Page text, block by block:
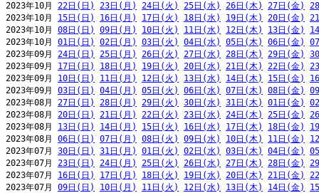
2023年10月 22日(日) 23日(月) 24日(火) 25日(水) 26日(木) 27日(金)
2023年10月 15日(日) 16日(月) 17日(火) 18日(水) 19日(木) 20日(金)
2023年10月 08日(日) 09日(月) 10日(火) 11日(水) 12日(木) 13日(金)
2023年10月 01日(日) 02日(月) 03日(火) 04日(水) 05日(木) 06日(金)
2023年09月 24日(日) 25日(月) 26日(火) 27日(水) 28日(木) 29日(金)
2023年09月 17日(日) 18日(月) 19日(火) 20日(水) 21日(木) 22日(金)
2023年09月 10日(日) 11日(月) 12日(火) 13日(水) 14日(木) 15日(金)
2023年09月 03日(日) 04日(月) 05日(火) 06日(水) 07日(木) 08日(金)
2023年08月 27日(日) 28日(月) 29日(火) 30日(水) 31日(木) 01日(金)
2023年08月 20日(日) 21日(月) 22日(火) 23日(水) 24日(木) 25日(金)
2023年08月 13日(日) 14日(月) 15日(火) 16日(水) 17日(木) 18日(金)
2023年08月 06日(日) 07日(月) 08日(火) 09日(水) 10日(木) 11日(金)
2023年07月 30日(日) 31日(月) 01日(火) 02日(水) 03日(木) 04日(金)
2023年07月 23日(日) 24日(月) 25日(火) 26日(水) 27日(木) 28日(金)
2023年07月 16日(日) 17日(月) 18日(火) 19日(水) 20日(木) 21日(金)
2023年07月 09日(日) 10日(月) 11日(火) 12日(水) 13日(木) 14日(金)